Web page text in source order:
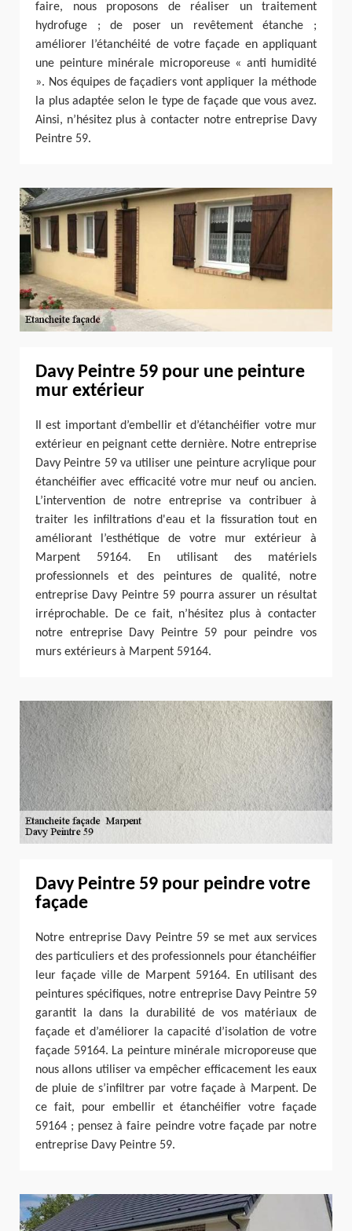
faire, nous proposons de réaliser un traitement
hydrofuge ; de poser un revêtement étanche ;
améliorer l’étanchéité de votre façade en appliquant
une peinture minérale microporeuse « anti humidité
». Nos équipes de façadiers vont appliquer la méthode
la plus adaptée selon le type de façade que vous avez.
Ainsi, n’hésitez plus à contacter notre entreprise Davy
Peintre 59.
Davy Peintre 59 pour une peinture
mur extérieur
Il est important d’embellir et d’étanchéifier votre mur
extérieur en peignant cette dernière. Notre entreprise
Davy Peintre 59 va utiliser une peinture acrylique pour
étanchéifier avec efficacité votre mur neuf ou ancien.
L’intervention de notre entreprise va contribuer à
traiter les infiltrations d'eau et la fissuration tout en
améliorant l’esthétique de votre mur extérieur à
Marpent 59164. En utilisant des matériels
professionnels et des peintures de qualité, notre
entreprise Davy Peintre 59 pourra assurer un résultat
irréprochable. De ce fait, n’hésitez plus à contacter
notre entreprise Davy Peintre 59 pour peindre vos
murs extérieurs à Marpent 59164.
Davy Peintre 59 pour peindre votre
façade
Notre entreprise Davy Peintre 59 se met aux services
des particuliers et des professionnels pour étanchéifier
leur façade ville de Marpent 59164. En utilisant des
peintures spécifiques, notre entreprise Davy Peintre 59
garantit la dans la durabilité de vos matériaux de
façade et d’améliorer la capacité d’isolation de votre
façade 59164. La peinture minérale microporeuse que
nous allons utiliser va empêcher efficacement les eaux
de pluie de s’infiltrer par votre façade à Marpent. De
ce fait, pour embellir et étanchéifier votre façade
59164 ; pensez à faire peindre votre façade par notre
entreprise Davy Peintre 59.